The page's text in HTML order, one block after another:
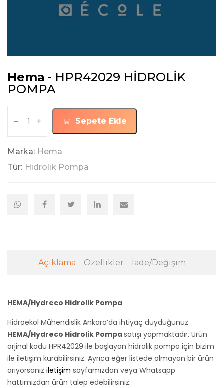
Hema - HPR42029 HİDROLİK
POMPA
- + Sepete Ekle
Marka: Hema
Tür: Hidrolik Pompa
Açıklama Özellikler İade/Değişim
HEMA/Hydreco Hidrolik Pompa
Hidroekol Mühendislik Ankara’da ihtiyaç duyduğunuz
HEMA/Hydreco Hidrolik Pompasatışı yapmaktadır. Ürün
orjinal kodu HPR42029 ile başlayan hidrolik pompa için bizim
ile iletişim kurabilirsiniz. Ayrıca eğer listede olmayan bir ürün
arıyorsanız iletişim sayfamızdan veya Whatsapp
hattımızdan ürün talep edebilirsiniz.